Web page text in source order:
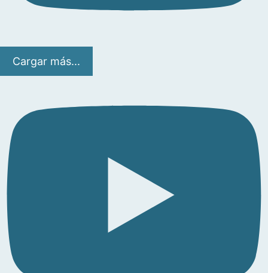
Cargar más...